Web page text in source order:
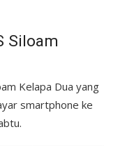
Siloam
Kelapa Dua yang
smartphone ke